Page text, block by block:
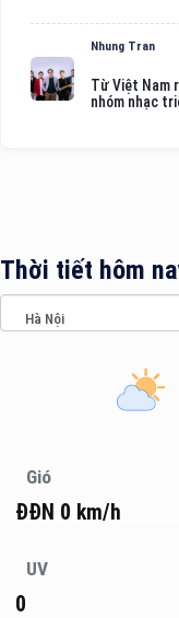
Nhung Tran
Từ Việt Nam
nhóm nhạc
Thời tiết hôm
Hà Nội
Gió
ĐĐN 0 km/h
UV
0